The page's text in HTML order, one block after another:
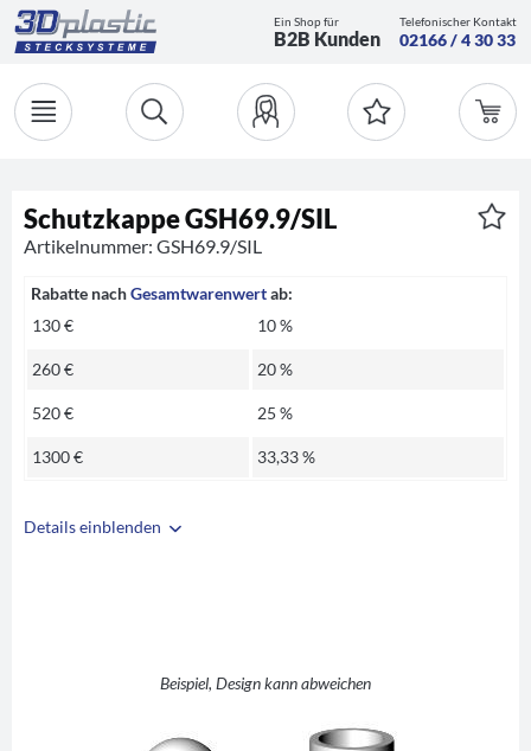
Ein Shop für
B2B Kunden
Telefonischer Kontakt
02166 / 4 30 33
Details einblenden
Beispiel, Design kann abweichen
Schutzkappe GSH69.9/SIL
Artikelnummer: GSH69.9/SIL
Rabatte nachGesamtwarenwertab:
130 €
10 %
260 € 20 %
520 € 25 %
1300 € 33,33 %